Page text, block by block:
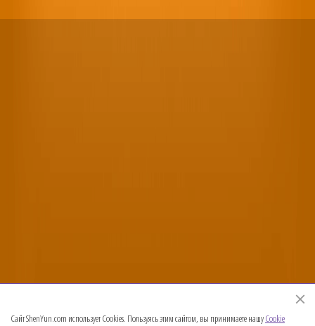
Сайт ShenYun.com использует Cookies. Пользуясь этим сайтом, вы принимаете нашуCookie